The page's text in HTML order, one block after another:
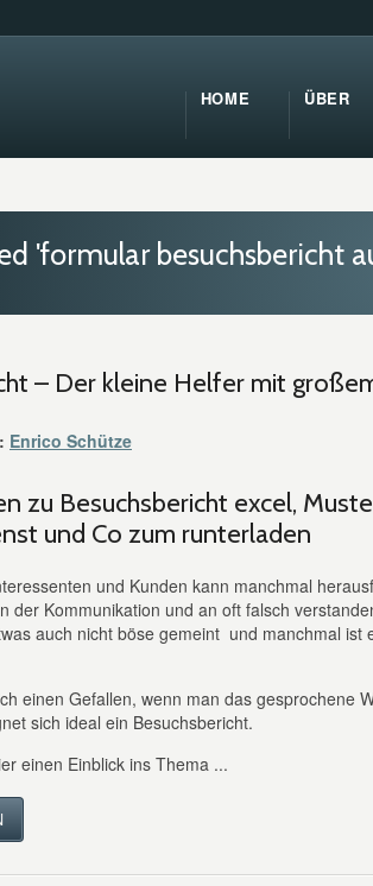
HOME ÜBER
'formular besuchsbericht
– Der kleine Helfer mit
Enrico Schütze
zu Besuchsbericht excel,
und Co zum runterladen
und Kunden kann manchmal
der Kommunikation und an oft falsch
auch nicht böse gemeint und manchmal ist
einen Gefallen, wenn man das gesprochene
sich ideal ein Besuchsbericht.
einen Einblick ins Thema ...